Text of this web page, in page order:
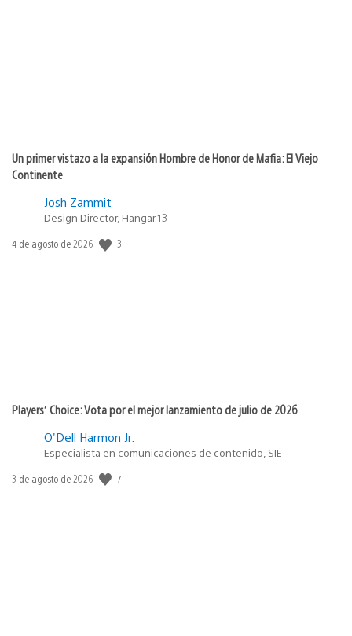
Un primer vistazo a la expansión Hombre de Honor de Mafia: El Viejo
Continente
Josh Zammit
Design Director, Hangar 13
Fecha
4 de agosto de 2026 3
Players’ Choice: Vota por el mejor lanzamiento de julio de 2026
O'Dell Harmon Jr.
Especialista en comunicaciones de contenido, SIE
Fecha
3 de agosto de 2026 7